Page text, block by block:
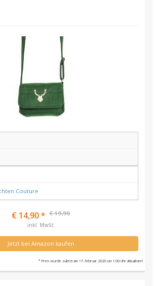
Couture
€ 14,90 * € 19,90
inkl. MwSt.
Jetzt bei Amazon kaufen
* Preis wurde zuletzt am 17. Februar 2020 um 1:00 Uhr aktualisiert